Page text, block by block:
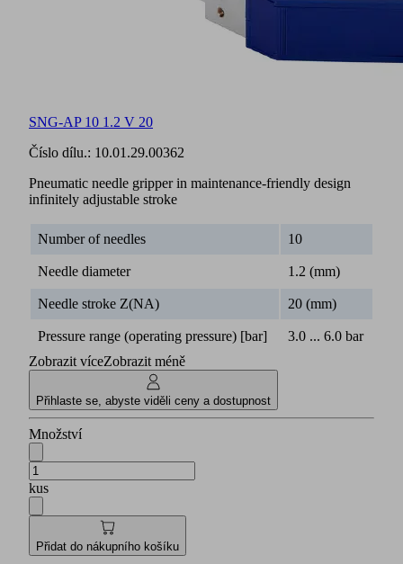
SNG-AP 10 1.2 V 20
Číslo dílu.: 10.01.29.00362
Pneumatic needle gripper in maintenance-friendly design
infinitely adjustable stroke
Number of needles 10
Needle diameter 1.2 (mm)
Needle stroke Z(NA) 20 (mm)
Pressure range (operating pressure) [bar]
3.0 ... 6.0 bar
Zobrazit víceZobrazit méně
Přihlaste se, abyste viděli ceny a dostupnost
Množství
kus
Přidat do nákupního košíku